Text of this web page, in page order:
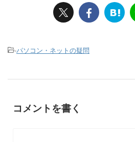
-パソコン・ネットの疑問
コメントを書く